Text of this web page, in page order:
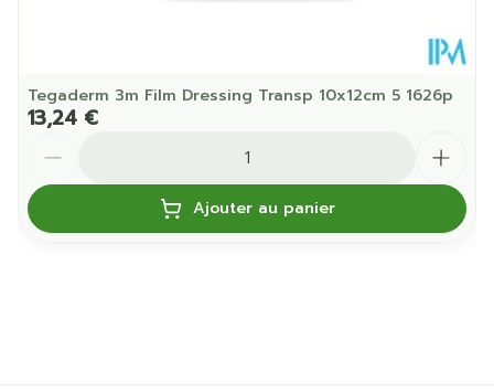
Tegaderm 3m Film Dressing Transp 10x12cm 5 1626p
13,24 €
Ajouter au panier